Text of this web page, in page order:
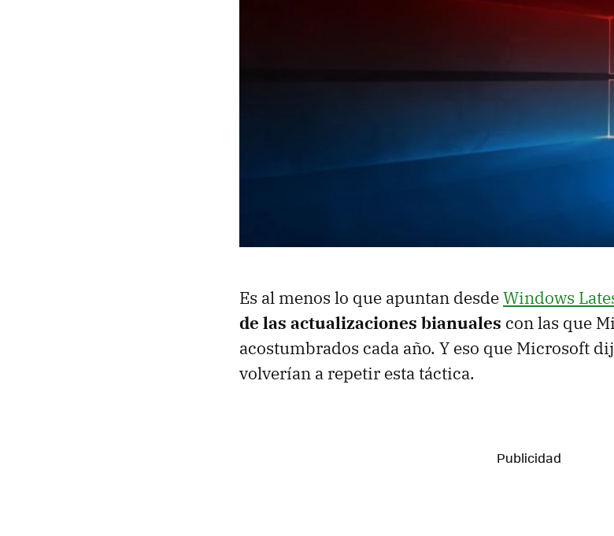
Es al menos lo que apuntan desdeWindows
de las actualizaciones bianuales con las que
acostumbrados cada año. Y eso que Microsoft
volverían a repetir esta táctica.